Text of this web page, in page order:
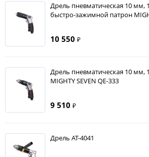
Дрель пневматическая 10 мм,
быстро-зажимной патрон
10 550 ₽
Дрель пневматическая 10 мм,
MIGHTY SEVEN QE-333
9 510 ₽
Дрель AT-4041